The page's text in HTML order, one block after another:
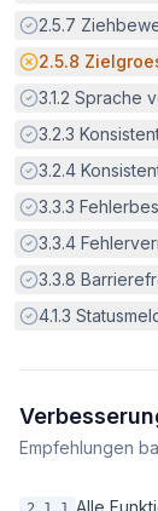
Erfüllt:
2.5.7
Potenzielle
2.5.8
Erfüllt:
3.1.2 Sprache
Erfüllt:
3.2.3
Erfüllt:
3.2.4
Erfüllt:
3.3.3
Erfüllt:
3.3.4
Erfüllt:
3.3.8
Erfüllt:
4.1.3
Empfehlungen
Alle